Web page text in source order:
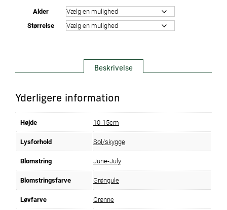
Alder
Størrelse
Beskrivelse
Yderligere information
Højde 10-15cm
Lysforhold Sol/skygge
Blomstring June-July
Blomstringsfarve Grøngule
Løvfarve Grønne